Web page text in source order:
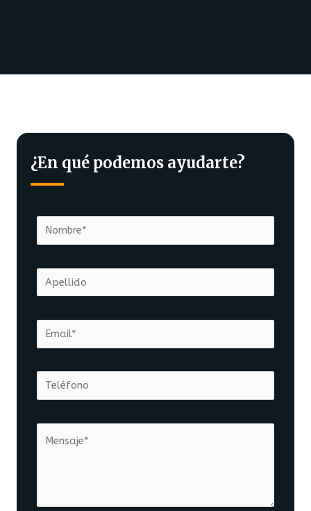
¿En qué podemos ayudarte?